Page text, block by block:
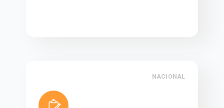
NACIONAL